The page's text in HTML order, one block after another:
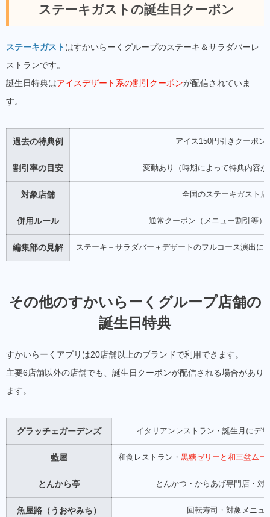
ステーキガストの誕生日クーポン
ステーキガストはすかいらーくグループのステーキ＆サラダバーレ
ストランです。
誕生日特典はアイスデザート系の割引クーポンが配信されていま
す。
過去の特典例 アイス150円引きクーポン
割引率の目安 変動あり（時期によって特典内容
対象店舗 全国のステーキガスト店
併用ルール 通常クーポン（メニュー割引等）
編集部の見解 ステーキ＋サラダバー＋デザートのフルコース演出に
その他のすかいらーくグループ店舗の
誕生日特典
すかいらーくアプリは20店舗以上のブランドで利用できます。
主要6店舗以外の店舗でも、誕生日クーポンが配信される場合があり
ます。
グラッチェガーデンズ イタリアンレストラン・誕生月にデ
藍屋 和食レストラン・ 黒糖ゼリーと和三盆ム
とんから亭 とんかつ・からあげ専門店・対
魚屋路（うおやみち） 回転寿司・対象メニュ